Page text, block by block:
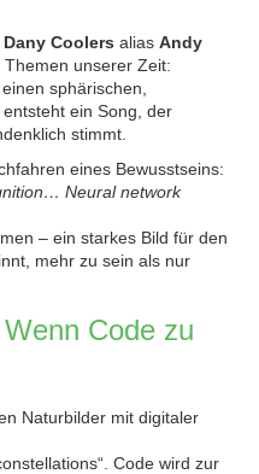
Dany Coolers alias Andy
unserer Zeit:
sphärischen,
ein Song, der
stimmt.
eines Bewusstseins:
Neural network
– ein starkes Bild für den
mehr zu sein als nur
Code zu
Naturbilder mit digitaler
Code wird zur